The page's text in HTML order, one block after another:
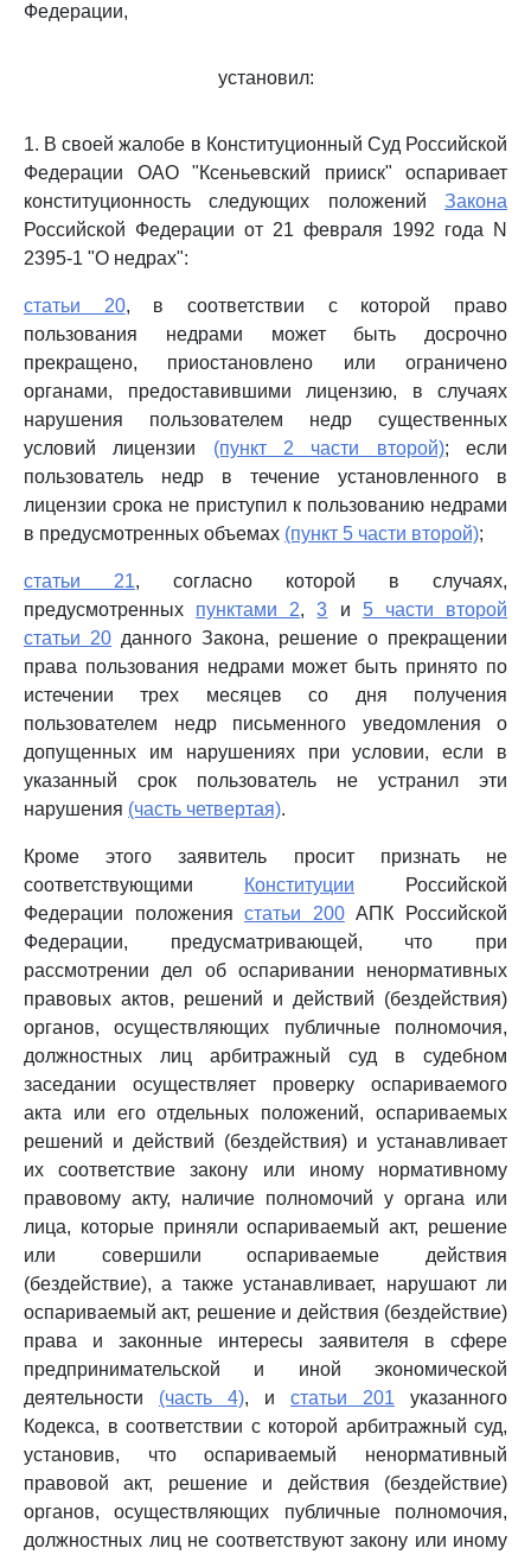
Федерации,
установил:
1. В своей жалобе в Конституционный Суд Российской
Федерации ОАО "Ксеньевский прииск" оспаривает
конституционность следующих положений Закона
Российской Федерации от 21 февраля 1992 года N
2395-1 "О недрах":
статьи 20, в соответствии с которой право
пользования недрами может быть досрочно
прекращено, приостановлено или ограничено
органами, предоставившими лицензию, в случаях
нарушения пользователем недр существенных
условий лицензии (пункт 2 части второй); если
пользователь недр в течение установленного в
лицензии срока не приступил к пользованию недрами
в предусмотренных объемах (пункт 5 части второй);
статьи 21, согласно которой в случаях,
предусмотренных пунктами 2,3 и 5 части второй
статьи 20 данного Закона, решение о прекращении
права пользования недрами может быть принято по
истечении трех месяцев со дня получения
пользователем недр письменного уведомления о
допущенных им нарушениях при условии, если в
указанный срок пользователь не устранил эти
нарушения (часть четвертая).
Кроме этого заявитель просит признать не
соответствующими
Конституции Российской
Федерации положениястатьи 200АПК Российской
Федерации, предусматривающей, что при
рассмотрении дел об оспаривании ненормативных
правовых актов, решений и действий (бездействия)
органов, осуществляющих публичные полномочия,
должностных лиц арбитражный суд в судебном
заседании осуществляет проверку оспариваемого
акта или его отдельных положений, оспариваемых
решений и действий (бездействия) и устанавливает
их соответствие закону или иному нормативному
правовому акту, наличие полномочий у органа или
лица, которые приняли оспариваемый акт, решение
или совершили оспариваемые действия
(бездействие), а также устанавливает, нарушают ли
оспариваемый акт, решение и действия (бездействие)
права и законные интересы заявителя в сфере
предпринимательской и иной экономической
деятельности (часть 4), и статьи 201 указанного
Кодекса, в соответствии с которой арбитражный суд,
установив, что оспариваемый ненормативный
правовой акт, решение и действия (бездействие)
органов, осуществляющих публичные полномочия,
должностных лиц не соответствуют закону или иному